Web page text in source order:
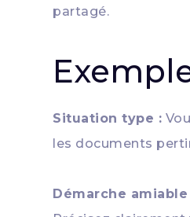
partagé.
Situation type :
les documents
Démarche amiable